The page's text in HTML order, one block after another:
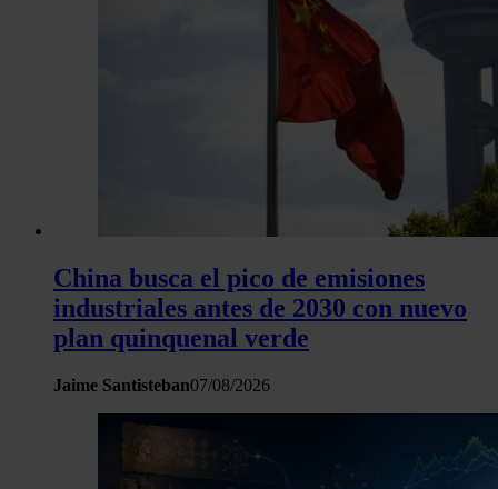
China busca el pico de emisiones
industriales antes de 2030 con nuevo
plan quinquenal verde
Jaime Santisteban07/08/2026